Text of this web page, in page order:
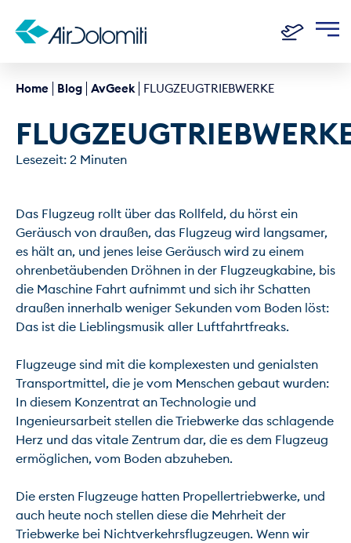
Home Blog AvGeek FLUGZEUGTRIEBWERKE
Lesezeit: 2 Minuten
Das Flugzeug rollt über das Rollfeld, du hörst ein
Geräusch von draußen, das Flugzeug wird langsamer,
es hält an, und jenes leise Geräusch wird zu einem
ohrenbetäubenden Dröhnen in der Flugzeugkabine, bis
die Maschine Fahrt aufnimmt und sich ihr Schatten
draußen innerhalb weniger Sekunden vom Boden löst:
Das ist die Lieblingsmusik aller Luftfahrtfreaks.
Flugzeuge sind mit die komplexesten und genialsten
Transportmittel, die je vom Menschen gebaut wurden:
In diesem Konzentrat an Technologie und
Ingenieursarbeit stellen die Triebwerke das schlagende
Herz und das vitale Zentrum dar, die es dem Flugzeug
ermöglichen, vom Boden abzuheben.
Die ersten Flugzeuge hatten Propellertriebwerke, und
auch heute noch stellen diese die Mehrheit der
Triebwerke bei Nichtverkehrsflugzeugen. Wenn wir